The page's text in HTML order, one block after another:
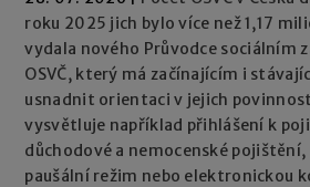
roku 2025 jich bylo více než 1,17
vydala nového Průvodce sociálním
OSVČ, který má začínajícím i
usnadnit orientaci v jejich
vysvětluje například přihlášení k
důchodové a nemocenské
paušální režim nebo elektronickou